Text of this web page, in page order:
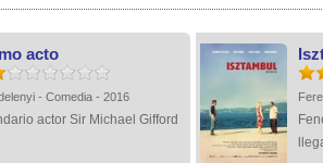
acto
- Comedia - 2016
actor Sir Michael Gifford